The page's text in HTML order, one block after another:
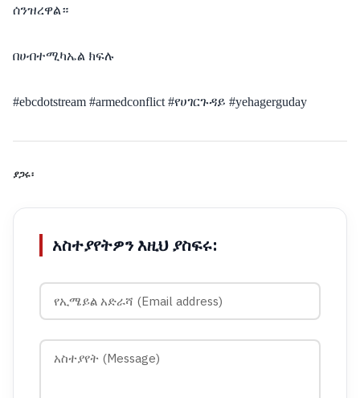
ሰንዝረዋል።
በሀብተሚካኤል ክፍሉ
#ebcdotstream #armedconflict #የሀገርጉዳይ #yehagerguday
ያጋሩ፡
አስተያየትዎን እዚህ ያስፍሩ: